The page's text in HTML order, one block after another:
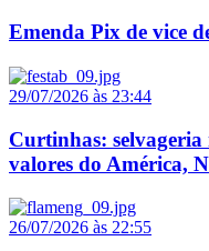
Emenda Pix de vice
29/07/2026 às 23:44
Curtinhas:
valores do América,
26/07/2026 às 22:55